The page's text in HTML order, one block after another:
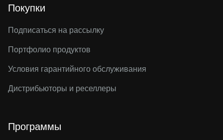
Покупки
Подписаться на рассылку
Портфолио продуктов
Условия гарантийного обслуживания
Дистрибьюторы и реселлеры
Программы